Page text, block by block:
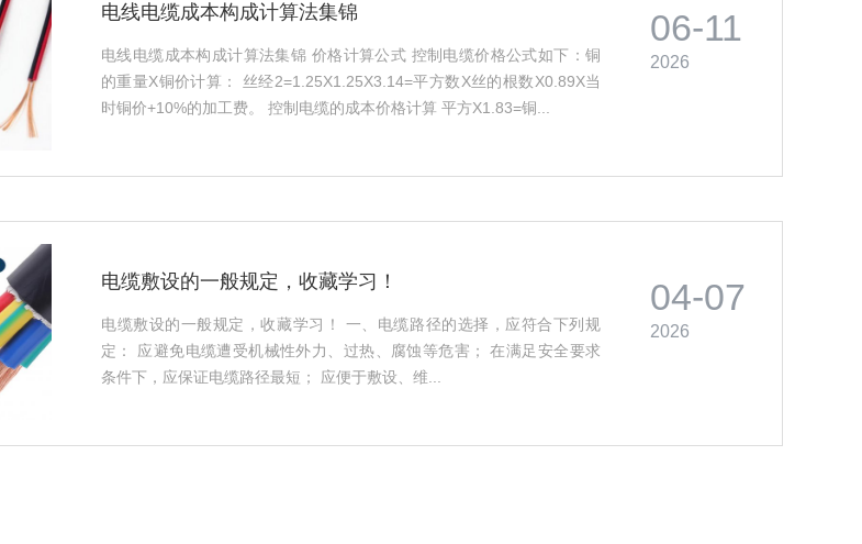
06-11
2026
电线电缆成本构成计算法集锦
电线电缆成本构成计算法集锦 价格计算公式 控制电缆价格公式如下：铜
的重量X铜价计算： 丝经2=1.25X1.25X3.14=平方数X丝的根数X0.89X当
时铜价+10%的加工费。 控制电缆的成本价格计算 平方X1.83=铜...
04-07
2026
电缆敷设的一般规定，收藏学习！
电缆敷设的一般规定，收藏学习！ 一、电缆路径的选择，应符合下列规
定： 应避免电缆遭受机械性外力、过热、腐蚀等危害； 在满足安全要求
条件下，应保证电缆路径最短； 应便于敷设、维...